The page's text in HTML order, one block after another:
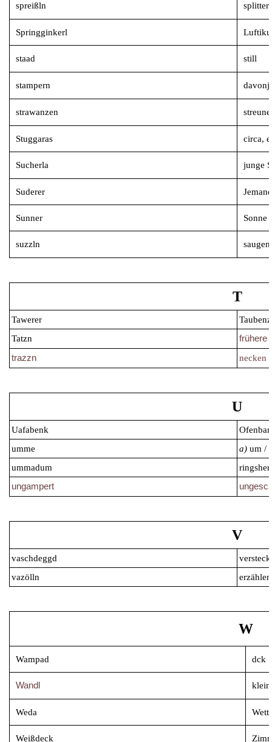
spreißln
Springginkerl
staad still
stampern
strawanzen
Stuggaras circa,
Sucherla junge
Suderer
Sunner Sonne
suzzln saugen
T
Tawerer
Tatzn
frühere
trazzn
necken
U
Uafabenk
umme
a) um /
ummadum
ungampert
V
vaschdeggd
vazölln
erzählen
W
Wampad dck
Wandl
Weda
Weißdeck